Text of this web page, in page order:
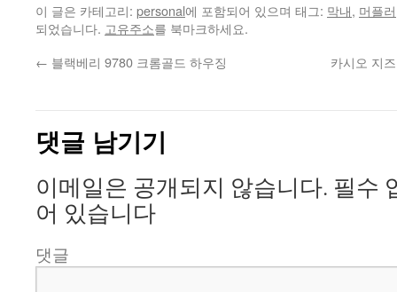
이 글은 카테고리: personal에 포함되어 있으며 태그: 막내, 머플러
되었습니다. 고유주소를 북마크하세요.
← 블랙베리 9780 크롬골드 하우징 카시오 지
댓글 남기기
이메일은 공개되지 않습니다. 필수
어 있습니다
댓글